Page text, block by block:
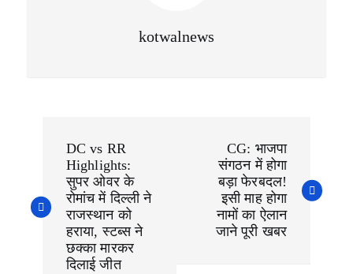
kotwalnews
v
DC vs RR
Highlights:
सुपर ओवर के
रोमांच में दिल्ली ने
राजस्थान को
हराया, स्टब्स ने
छक्का मारकर
दिलाई जीत
CG: भाजपा
संगठन में होगा
बड़ा फेरबदल!
इसी माह होगा
नामों का ऐलान
जाने पूरी खबर